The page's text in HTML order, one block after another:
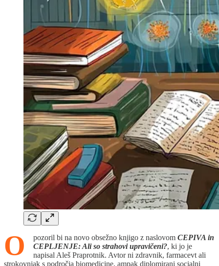
O pozoril bi na novo obsežno knjigo z naslovom CEPIVA in
CEPLJENJE: Ali so strahovi upravičeni?, ki jo je
napisal Aleš Praprotnik. Avtor ni zdravnik, farmacevt ali
strokovnjak s področja biomedicine, ampak diplomirani socialni